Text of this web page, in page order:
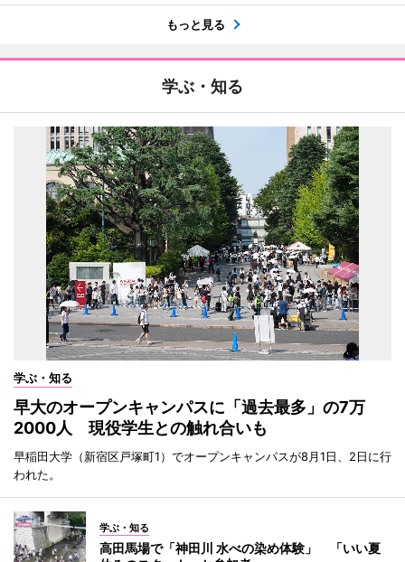
もっと見る
学ぶ・知る
学ぶ・知る
早大のオープンキャンパスに「過去最多」の7万
2000人 現役学生との触れ合いも
早稲田大学（新宿区戸塚町1）でオープンキャンパスが8月1日、2日に行
われた。
学ぶ・知る
高田馬場で「神田川 水べの染め体験」 「いい夏